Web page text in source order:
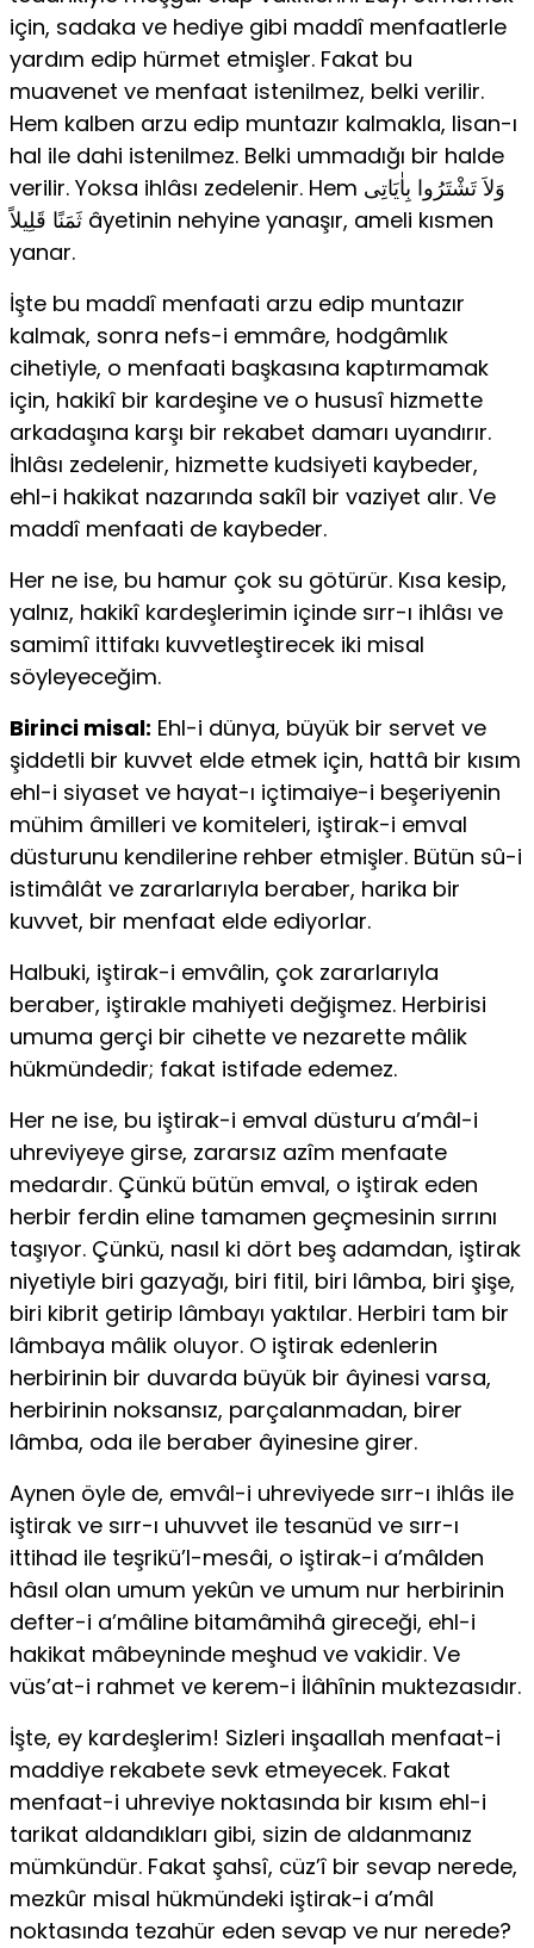
için, sadaka ve hediye gibi maddî menfaatlerle
yardım edip hürmet etmişler. Fakat bu
muavenet ve menfaat istenilmez, belki verilir.
Hem kalben arzu edip muntazır kalmakla, lisan-ı
hal ile dahi istenilmez. Belki ummadığı bir halde
verilir. Yoksa ihlâsı zedelenir. Hem وَلاَ تَشْتَرُوا بِاٰيَاتِى
ثَمَنًا قَلِيلاً âyetinin nehyine yanaşır, ameli kısmen
yanar.
İşte bu maddî menfaati arzu edip muntazır
kalmak, sonra nefs-i emmâre, hodgâmlık
cihetiyle, o menfaati başkasına kaptırmamak
için, hakikî bir kardeşine ve o hususî hizmette
arkadaşına karşı bir rekabet damarı uyandırır.
İhlâsı zedelenir, hizmette kudsiyeti kaybeder,
ehl-i hakikat nazarında sakîl bir vaziyet alır. Ve
maddî menfaati de kaybeder.
Her ne ise, bu hamur çok su götürür. Kısa kesip,
yalnız, hakikî kardeşlerimin içinde sırr-ı ihlâsı ve
samimî ittifakı kuvvetleştirecek iki misal
söyleyeceğim.
Birinci misal: Ehl-i dünya, büyük bir servet ve
şiddetli bir kuvvet elde etmek için, hattâ bir kısım
ehl-i siyaset ve hayat-ı içtimaiye-i beşeriyenin
mühim âmilleri ve komiteleri, iştirak-i emval
düsturunu kendilerine rehber etmişler. Bütün sû-i
istimâlât ve zararlarıyla beraber, harika bir
kuvvet, bir menfaat elde ediyorlar.
Halbuki, iştirak-i emvâlin, çok zararlarıyla
beraber, iştirakle mahiyeti değişmez. Herbirisi
umuma gerçi bir cihette ve nezarette mâlik
hükmündedir; fakat istifade edemez.
Her ne ise, bu iştirak-i emval düsturu a’mâl-i
uhreviyeye girse, zararsız azîm menfaate
medardır. Çünkü bütün emval, o iştirak eden
herbir ferdin eline tamamen geçmesinin sırrını
taşıyor. Çünkü, nasıl ki dört beş adamdan, iştirak
niyetiyle biri gazyağı, biri fitil, biri lâmba, biri şişe,
biri kibrit getirip lâmbayı yaktılar. Herbiri tam bir
lâmbaya mâlik oluyor. O iştirak edenlerin
herbirinin bir duvarda büyük bir âyinesi varsa,
herbirinin noksansız, parçalanmadan, birer
lâmba, oda ile beraber âyinesine girer.
Aynen öyle de, emvâl-i uhreviyede sırr-ı ihlâs ile
iştirak ve sırr-ı uhuvvet ile tesanüd ve sırr-ı
ittihad ile teşrikü’l-mesâi, o iştirak-i a’mâlden
hâsıl olan umum yekûn ve umum nur herbirinin
defter-i a’mâline bitamâmihâ gireceği, ehl-i
hakikat mâbeyninde meşhud ve vakidir. Ve
vüs’at-i rahmet ve kerem-i İlâhînin muktezasıdır.
İşte, ey kardeşlerim! Sizleri inşaallah menfaat-i
maddiye rekabete sevk etmeyecek. Fakat
menfaat-i uhreviye noktasında bir kısım ehl-i
tarikat aldandıkları gibi, sizin de aldanmanız
mümkündür. Fakat şahsî, cüz’î bir sevap nerede,
mezkûr misal hükmündeki iştirak-i a’mâl
noktasında tezahür eden sevap ve nur nerede?